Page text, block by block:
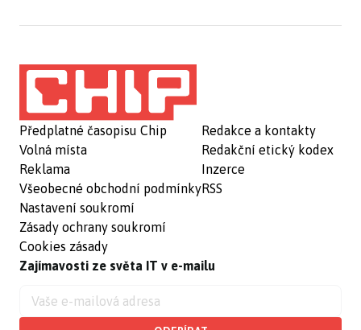
Předplatné časopisu Chip
Volná místa
Reklama
Všeobecné obchodní podmínky
Nastavení soukromí
Zásady ochrany soukromí
Cookies zásady
Redakce a kontakty
Redakční etický kodex
Inzerce
RSS
Zajímavosti ze světa IT v e-mailu